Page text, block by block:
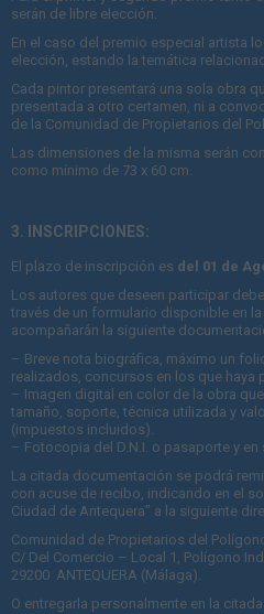
serán de libre elección.
En el caso del premio especial artista
elección, estando la temática
Cada pintor presentará una sola obra
presentada a otro certamen, ni a
de la Comunidad de Propietarios del
Las dimensiones de la misma serán
como mínimo de 73 x 60 cm.
3. INSCRIPCIONES:
El plazo de inscripción es del 01 de
Los autores que deseen participar
través de un formulario disponible en
acompañarán la siguiente
– Breve nota biográfica, máximo un
realizados, concursos en los que
– Imagen digital en color de la obra
tamaño, soporte, técnica utilizada y
(impuestos incluidos).
– Fotocopia del D.N.I. o pasaporte y
La citada documentación se podrá
con acuse de recibo, indicando en el
Ciudad de Antequera” a la siguiente
Comunidad de Propietarios del
C/ Del Comercio – Local 1, Polígono
29200 ANTEQUERA (Málaga).
O entregarla personalmente en la